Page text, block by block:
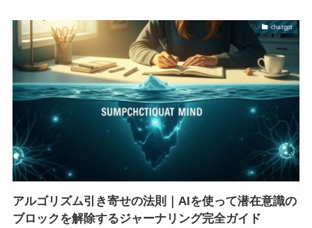
chatgpt
アルゴリズム引き寄せの法則｜AIを使って潜在意識の
ブロックを解除するジャーナリング完全ガイド